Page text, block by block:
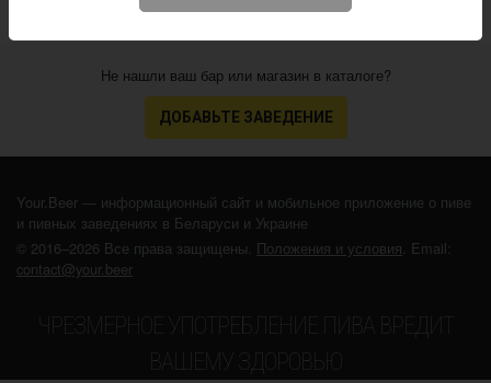
Не нашли ваш бар или магазин в каталоге?
ДОБАВЬТЕ ЗАВЕДЕНИЕ
Your.Beer — информационный сайт и мобильное приложение о пиве
и пивных заведениях в Беларуси и Украине
© 2016–2026 Все права защищены. Положения и условия. Email:
contact@your.beer
ЧРЕЗМЕРНОЕ УПОТРЕБЛЕНИЕ ПИВА ВРЕДИТ
ВАШЕМУ ЗДОРОВЬЮ